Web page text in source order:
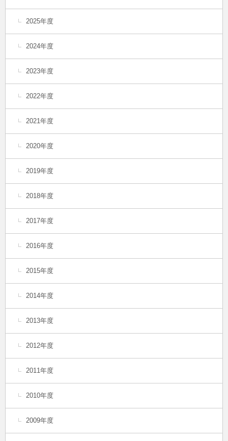
2025年度
2024年度
2023年度
2022年度
2021年度
2020年度
2019年度
2018年度
2017年度
2016年度
2015年度
2014年度
2013年度
2012年度
2011年度
2010年度
2009年度